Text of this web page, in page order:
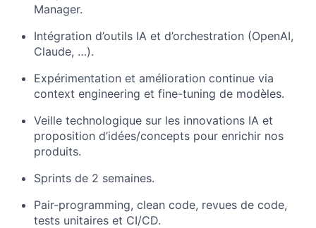
Manager.
Intégration d’outils IA et d’orchestration (OpenAI,
Claude, …).
Expérimentation et amélioration continue via
context engineering et fine-tuning de modèles.
Veille technologique sur les innovations IA et
proposition d’idées/concepts pour enrichir nos
produits.
Sprints de 2 semaines.
Pair-programming, clean code, revues de code,
tests unitaires et CI/CD.